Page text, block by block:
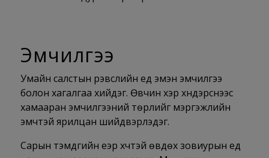
Эмчилгээ
Умайн салстын үрэвслийн үед эмэн эмчилгээ
болон хагалгаа хийдэг. Өвчин хэр хүндэрснээс
хамааран эмчилгээний төрлийг мэргэжлийн
эмчтэй ярилцан шийдвэрлэдэг.
Сарын тэмдгийн үеэр хүчтэй өвдөх зовиурын үед